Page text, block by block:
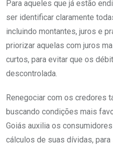
Para aqueles que já estão
ser identificar claramente
incluindo montantes, juros e
priorizar aquelas com juros
curtos, para evitar que os
descontrolada.
Renegociar com os credores
buscando condições mais
Goiás auxilia os
cálculos de suas dívidas,